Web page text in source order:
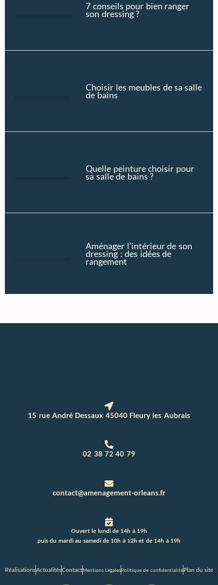
7 conseils pour bien ranger
son dressing ?
Choisir les meubles de sa salle
de bains
Quelle peinture choisir pour
sa salle de bains ?
Aménager l’intérieur de son
dressing : des idées de
rangement
15 rue André Dessaux 45040 Fleury les Aubrais
02 38 72 40 79
contact@amenagement-orleans.fr
Ouvert le lundi de 14h à 19h
puis du mardi au samedi de 10h à 12h et de 14h à 19h
RéalisationsActualitésContactMentions LégalesPolitique de confidentialitéPlan du site